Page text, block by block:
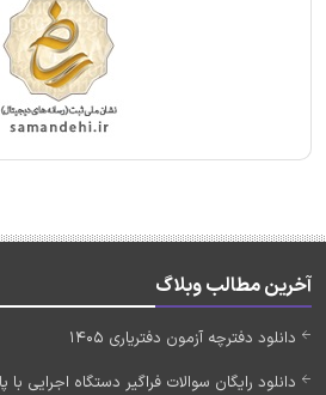
آخرین مطالب وبلاگ
دانلود دفترچه آزمون دفتریاری 1405
دانلود رایگان سوالات فراگیر دستگاه اجرایی با